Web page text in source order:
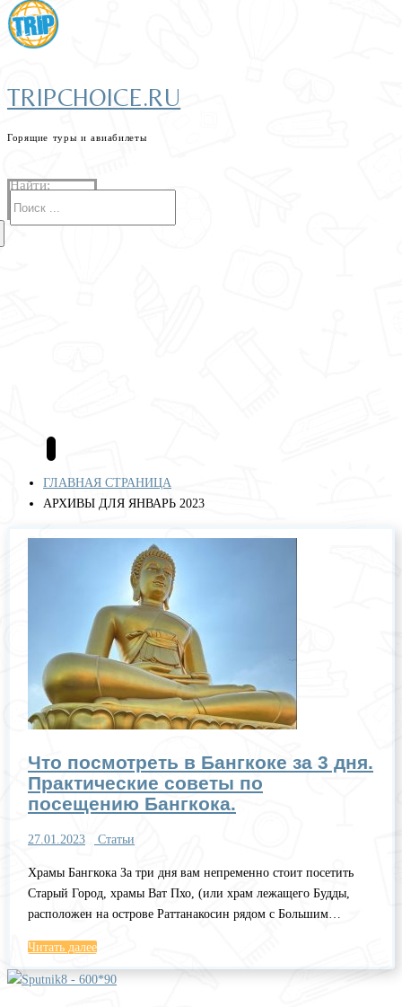
TRIPCHOICE.RU
Горящие туры и авиабилеты
Найти:
ГЛАВНАЯ СТРАНИЦА
АРХИВЫ ДЛЯ ЯНВАРЬ 2023
Что посмотреть в Бангкоке за 3 дня.
Практические советы по
посещению Бангкока.
27.01.2023 Статьи
Храмы Бангкока За три дня вам непременно стоит посетить
Старый Город, храмы Ват Пхо, (или храм лежащего Будды,
расположен на острове Раттанакосин рядом с Большим…
Читать далее